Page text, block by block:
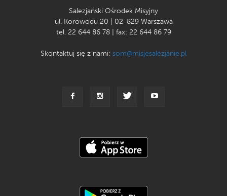
Salezjański Ośrodek Misyjny
ul. Korowodu 20 | 02-829 Warszawa
tel. 22 644 86 78 | fax: 22 644 86 79
Skontaktuj się z nami: som@misjesalezjanie.pl